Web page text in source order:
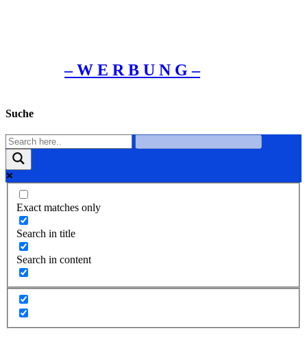
– W Ε R Β U Ν G –
Suche
Exact matches only
Search in title
Search in content